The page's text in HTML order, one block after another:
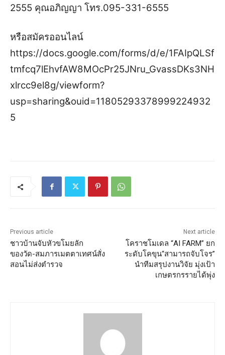
2555 คุณอภิญญา โทร.095-331-6555
หรือสมัครออนไลน์
https://docs.google.com/forms/d/e/1FAIpQLSf
tmfcq7lEhvfAW8MOcPr25JNru_GvassDKs3NH
xlrcc9el8g/viewform?
usp=sharing&ouid=11805293378999224932
5
Previous article
ชาวบ้านจับหัวขโมยลัก
ของวัด-สมภารเมตตาเทศน์สั่ง
สอนไม่ส่งตำรวจ
Next article
โคราชโมเดล “AI FARM” ยก
ระดับโคขุน“สามารถจับโจร”
นำทีมสรุปงานวิจัย มุ่งเป้า
เกษตรกรรายได้พุ่ง